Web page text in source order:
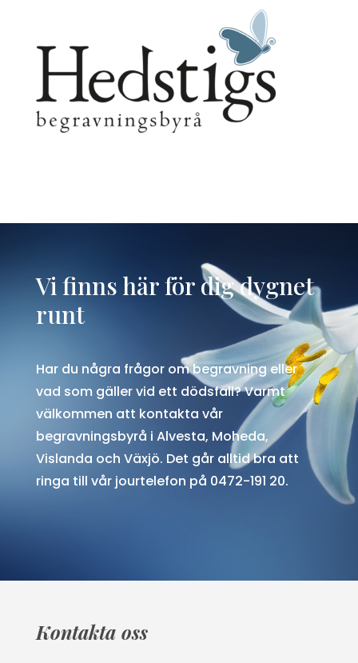
Vi finns här för dig dygnet
runt
Har du några frågor om begravning eller
vad som gäller vid ett dödsfall? Varmt
välkommen att kontakta vår
begravningsbyrå i Alvesta, Moheda,
Vislanda och Växjö. Det går alltid bra att
ringa till vår jourtelefon på 0472-191 20.
Kontakta oss